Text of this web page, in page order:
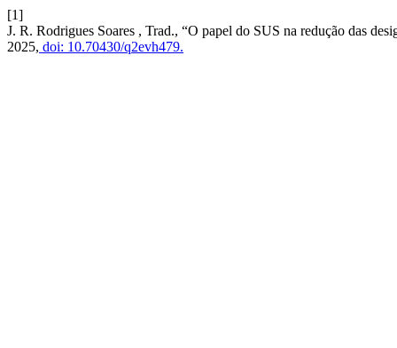
[1]
J. R. Rodrigues Soares , Trad., “O papel do SUS na redução das
2025, doi: 10.70430/q2evh479.